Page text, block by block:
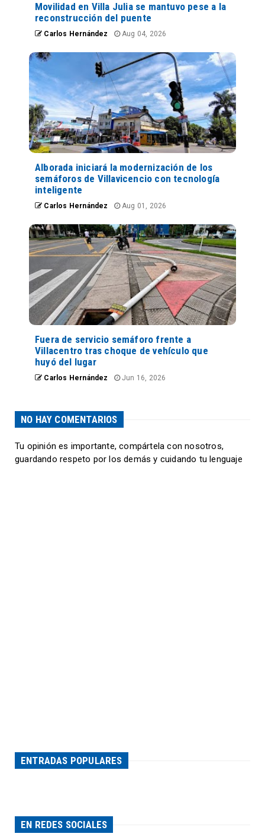
Movilidad en Villa Julia se mantuvo pese a la
reconstrucción del puente
Carlos Hernández Aug 04, 2026
Alborada iniciará la modernización de los
semáforos de Villavicencio con tecnología
inteligente
Carlos Hernández Aug 01, 2026
Fuera de servicio semáforo frente a
Villacentro tras choque de vehículo que
huyó del lugar
Carlos Hernández Jun 16, 2026
NO HAY COMENTARIOS
Tu opinión es importante, compártela con nosotros,
guardando respeto por los demás y cuidando tu lenguaje
ENTRADAS POPULARES
EN REDES SOCIALES